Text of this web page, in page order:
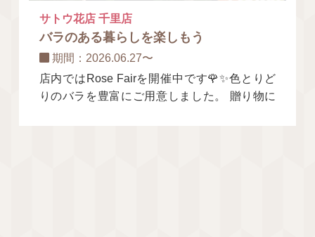
サトウ花店 千里店
バラのある暮らしを楽しもう
期間：2026.06.27〜
店内ではRose Fairを開催中です🌹✨色とりど
りのバラを豊富にご用意しました。 贈り物に